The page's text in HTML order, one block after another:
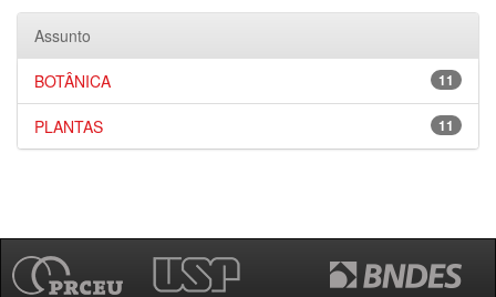
Assunto
11
BOTÂNICA
11
PLANTAS